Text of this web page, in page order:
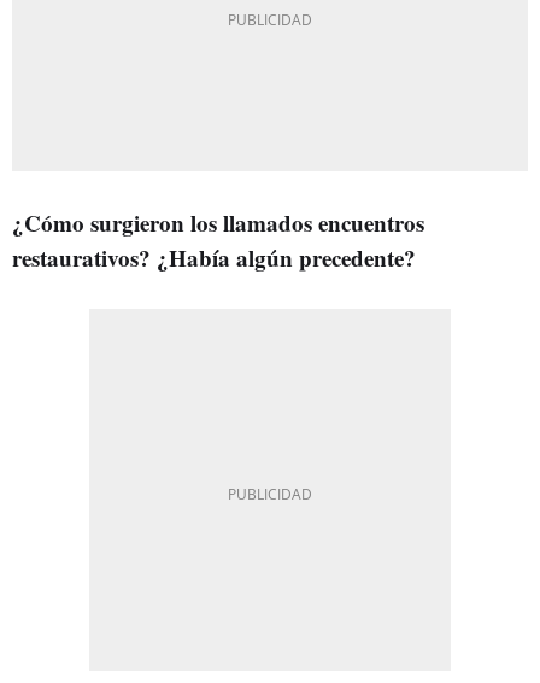
¿Cómo surgieron los llamados encuentros
restaurativos? ¿Había algún precedente?